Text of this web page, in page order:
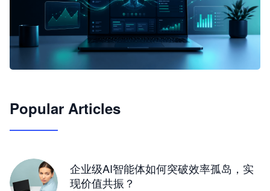
JimoClaw 桌面 AI Agent 工作台
Popular Articles
企业级AI智能体如何突破效率孤岛，实
现价值共振？